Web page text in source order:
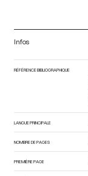
Infos
RÉFÉRENCE BIBLIOGRAPHIQUE
LANGUE PRINCIPALE
NOMBRE DE PAGES
PREMIÈRE PAGE